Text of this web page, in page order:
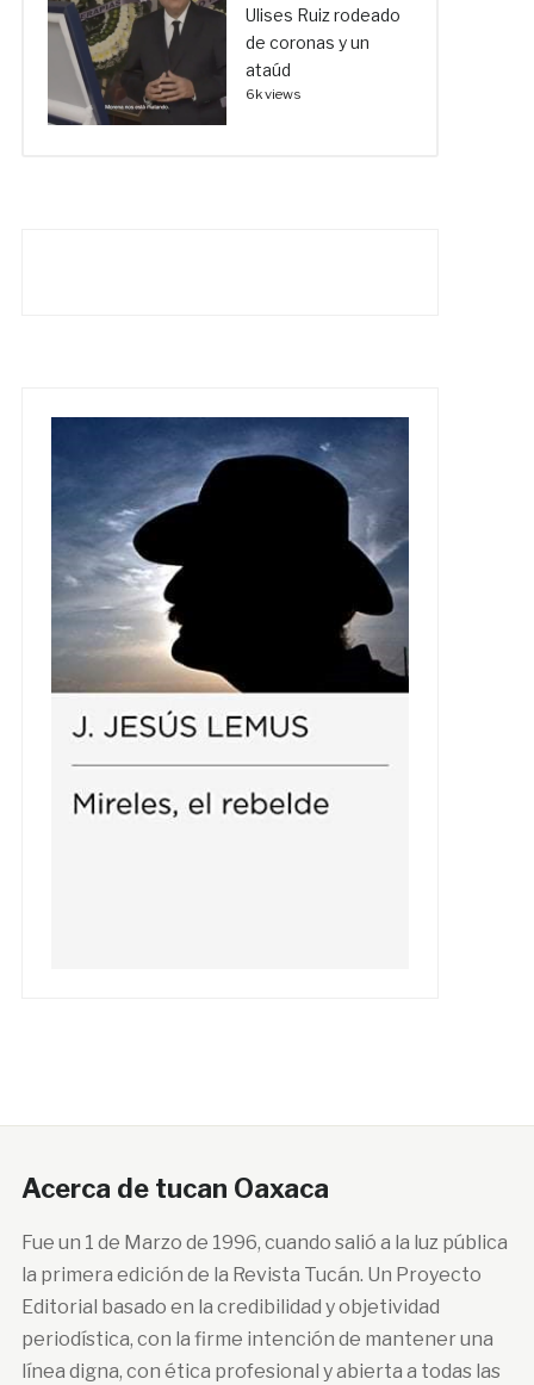
Ulises Ruiz rodeado
de coronas y un
ataúd
6k views
Acerca de tucan Oaxaca
Fue un 1 de Marzo de 1996, cuando salió a la luz pública
la primera edición de la Revista Tucán. Un Proyecto
Editorial basado en la credibilidad y objetividad
periodística, con la firme intención de mantener una
línea digna, con ética profesional y abierta a todas las